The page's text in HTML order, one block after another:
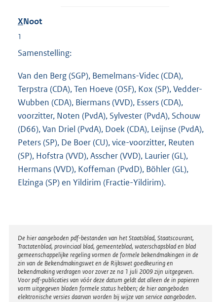
XNoot
1
Samenstelling:
Van den Berg (SGP), Bemelmans-Videc (CDA),
Terpstra (CDA), Ten Hoeve (OSF), Kox (SP), Vedder-
Wubben (CDA), Biermans (VVD), Essers (CDA),
voorzitter, Noten (PvdA), Sylvester (PvdA), Schouw
(D66), Van Driel (PvdA), Doek (CDA), Leijnse (PvdA),
Peters (SP), De Boer (CU), vice-voorzitter, Reuten
(SP), Hofstra (VVD), Asscher (VVD), Laurier (GL),
Hermans (VVD), Koffeman (PvdD), Böhler (GL),
Elzinga (SP) en Yildirim (Fractie-Yildirim).
Disclaimer
De hier aangeboden pdf-bestanden van het Staatsblad, Staatscourant,
Tractatenblad, provinciaal blad, gemeenteblad, waterschapsblad en blad
gemeenschappelijke regeling vormen de formele bekendmakingen in de
zin van de Bekendmakingswet en de Rijkswet goedkeuring en
bekendmaking verdragen voor zover ze na 1 juli 2009 zijn uitgegeven.
Voor pdf-publicaties van vóór deze datum geldt dat alleen de in papieren
vorm uitgegeven bladen formele status hebben; de hier aangeboden
elektronische versies daarvan worden bij wijze van service aangeboden.